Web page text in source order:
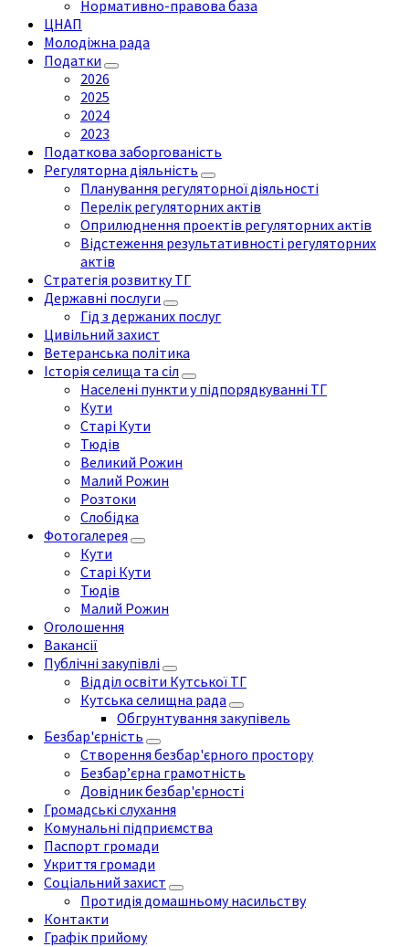
Нормативно-правова база
ЦНАП
Молодіжна рада
Податки
2026
2025
2024
2023
Податкова заборгованість
Регуляторна діяльність
Планування регуляторної діяльності
Перелік регуляторних актів
Оприлюднення проектів регуляторних актів
Відстеження результативності регуляторних
актів
Стратегія розвитку ТГ
Державні послуги
Гід з держаних послуг
Цивільний захист
Ветеранська політика
Історія селища та сіл
Населені пункти у підпорядкуванні ТГ
Кути
Старі Кути
Тюдів
Великий Рожин
Малий Рожин
Розтоки
Слобідка
Фотогалерея
Кути
Старі Кути
Тюдів
Малий Рожин
Оголошення
Вакансії
Публічні закупівлі
Відділ освіти Кутської ТГ
Кутська селищна рада
Обгрунтування закупівель
Безбар'єрність
Створення безбар'єрного простору
Безбар’єрна грамотність
Довідник безбар'єрності
Громадські слухання
Комунальні підприємства
Паспорт громади
Укриття громади
Соціальний захист
Протидія домашньому насильству
Контакти
Графік прийому